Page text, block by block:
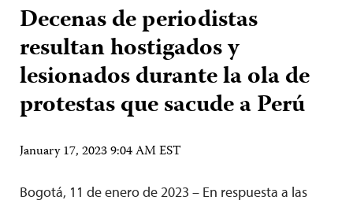
Decenas de periodistas
resultan hostigados y
lesionados durante la ola de
protestas que sacude a Perú
January 17, 2023 9:04 AM EST
Bogotá, 11 de enero de 2023 – En respuesta a las